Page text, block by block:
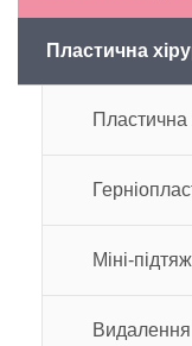
Пластична
Пластична
Міні-
Видалення